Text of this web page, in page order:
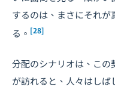
するのは、まさにそれ
る。 [28]
分配のシナリオは、この
が訪れると、人々はし